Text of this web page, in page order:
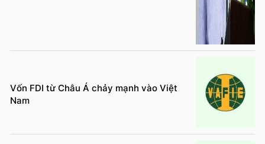
Vốn FDI từ Châu Á chảy mạnh vào Việt
Nam